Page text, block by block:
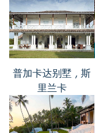
普加卡达别墅 , 斯
里兰卡